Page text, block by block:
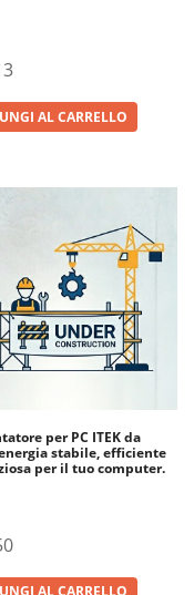
AL CARRELLO
per PC ITEK da
stabile, efficiente
per il tuo computer.